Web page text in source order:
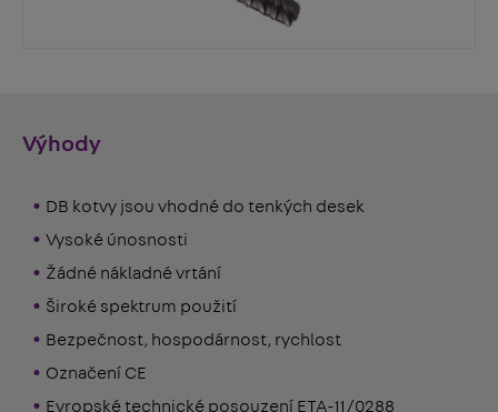
Výhody
DB kotvy jsou vhodné do tenkých desek
Vysoké únosnosti
Žádné nákladné vrtání
Široké spektrum použití
Bezpečnost, hospodárnost, rychlost
Označení CE
Evropské technické posouzení ETA-11/0288